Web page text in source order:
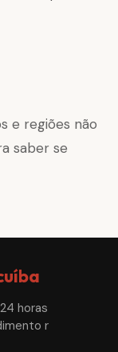
e regiões não
saber se
horas
r